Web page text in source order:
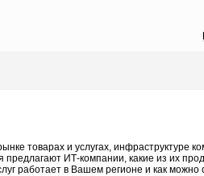
товарах и услугах, инфраструктуре
ИТ-компании, какие из их
работает в Вашем регионе и как можно